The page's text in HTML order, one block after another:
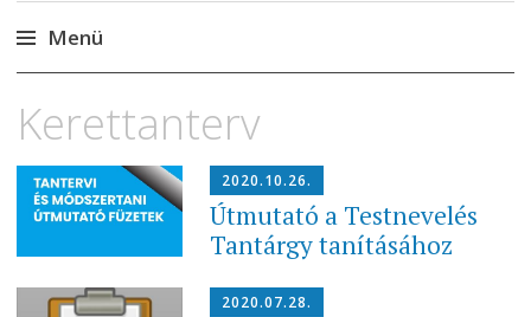
Menü
a
Kerettanterv
2020.10.26.
Útmutató a Testnevelés
Tantárgy tanításához
2020.07.28.